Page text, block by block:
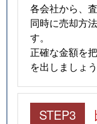
各会社から、
同時に売却方
す。
正確な金額を
を出しましょう
STEP3